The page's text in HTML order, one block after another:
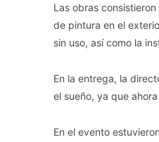
Las obras
de pintura en el
sin uso, así como la
En la entrega, la
el sueño, ya que
En el evento